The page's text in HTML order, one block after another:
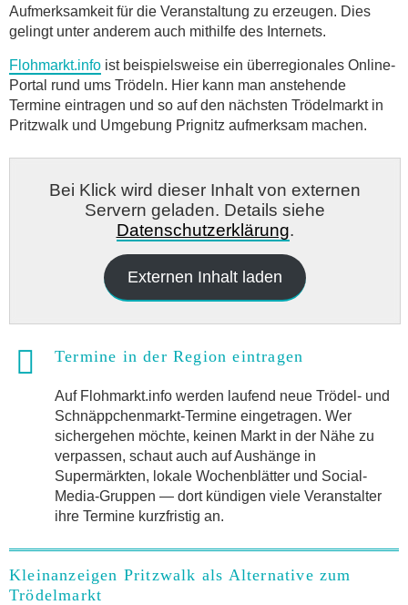
Aufmerksamkeit für die Veranstaltung zu erzeugen. Dies
gelingt unter anderem auch mithilfe des Internets.
Flohmarkt.info ist beispielsweise ein überregionales Online-
Portal rund ums Trödeln. Hier kann man anstehende
Termine eintragen und so auf den nächsten Trödelmarkt in
Pritzwalk und Umgebung Prignitz aufmerksam machen.
Bei Klick wird dieser Inhalt von externen
Servern geladen. Details siehe
Datenschutzerklärung.
Externen Inhalt laden
Termine in der Region eintragen
Auf Flohmarkt.info werden laufend neue Trödel- und
Schnäppchenmarkt-Termine eingetragen. Wer
sichergehen möchte, keinen Markt in der Nähe zu
verpassen, schaut auch auf Aushänge in
Supermärkten, lokale Wochenblätter und Social-
Media-Gruppen — dort kündigen viele Veranstalter
ihre Termine kurzfristig an.
Kleinanzeigen Pritzwalk als Alternative zum
Trödelmarkt